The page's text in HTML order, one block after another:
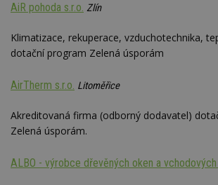
AiR pohoda s.r.o. Zlín
Klimatizace, rekuperace, vzduchotechnika,
dotační program Zelená úsporám
AirTherm s.r.o. Litoměřice
Akreditovaná firma (odborný dodavatel)
Zelená úsporám.
ALBO - výrobce dřevěných oken a